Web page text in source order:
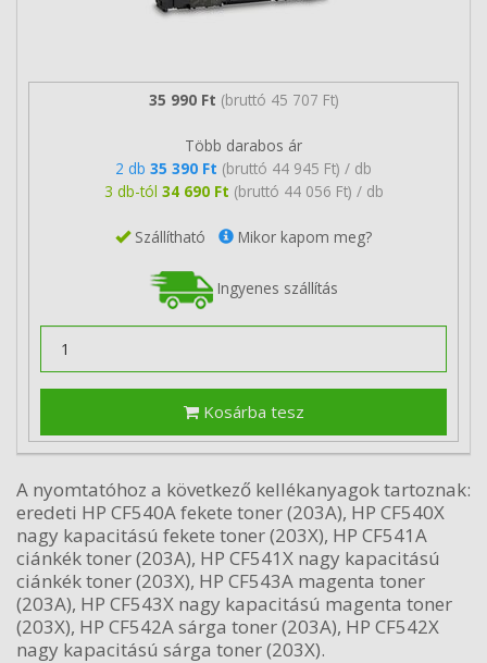
35 990 Ft (bruttó 45 707 Ft)
Több darabos ár
2 db 35 390 Ft (bruttó 44 945 Ft) / db
3 db-tól 34 690 Ft (bruttó 44 056 Ft) / db
Szállítható Mikor kapom meg?
Ingyenes szállítás
Kosárba tesz
A nyomtatóhoz a következő kellékanyagok tartoznak:
eredeti HP CF540A fekete toner (203A), HP CF540X
nagy kapacitású fekete toner (203X), HP CF541A
ciánkék toner (203A), HP CF541X nagy kapacitású
ciánkék toner (203X), HP CF543A magenta toner
(203A), HP CF543X nagy kapacitású magenta toner
(203X), HP CF542A sárga toner (203A), HP CF542X
nagy kapacitású sárga toner (203X).